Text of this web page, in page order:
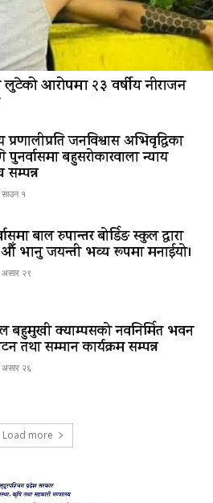
आरोपमा २३ वर्षीय नीराजन
प्रणालीप्रति जनविश्वास अभिवृद्धिका
पुनर्वासमा बहुसरोकारवाला न्याय
सम्पन्न
१
बाल रुपान्तर बोर्डिङ स्कुल द्धारा
भानु जयन्ती भव्य रूपमा मनाईयो।
२९
बहुमुखी क्याम्पसको नवनिर्मित भवन
तथा सम्मान कार्यक्रम सम्पन्न
२६
Load more